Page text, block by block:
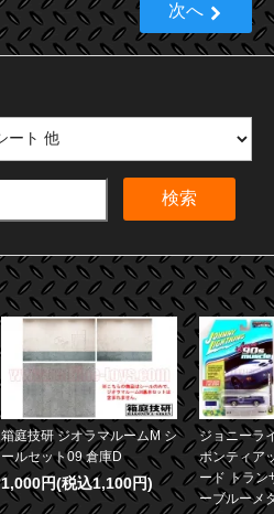
次へ
検索
箱庭技研 ジオラマルームM シ
ールセット09 倉庫D
1,000円(税込1,100円)
ジョニーラ
ポンティア
ード トラン
ーブルーメ